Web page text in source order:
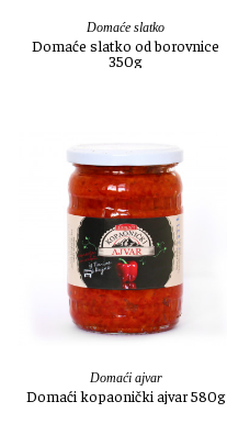
Domaće slatko
Domaće slatko od borovnice
350g
Domaći ajvar
Domaći kopaonički ajvar 580g